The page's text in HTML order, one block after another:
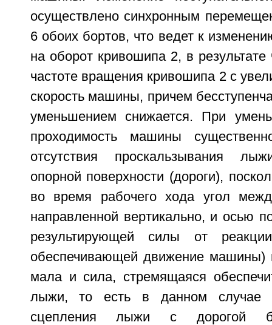
осуществлено синхронным
6 обоих бортов, что ведет к
на оборот кривошипа 2, в результате
частоте вращения кривошипа 2 с
скорость машины, причем
уменьшением снижается. При
проходимость машины
отсутствия проскальзывания
опорной поверхности (дороги),
во время рабочего хода угол
направленной вертикально, и осью
результирующей силы от
обеспечивающей движение машины)
мала и сила, стремящаяся
лыжи, то есть в данном случае
сцепления лыжи с дорогой